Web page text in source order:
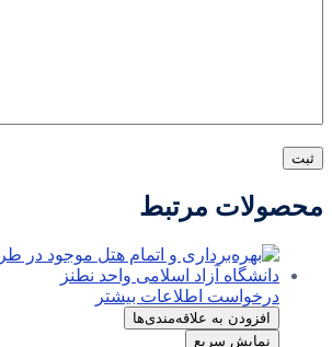
محصولات مرتبط
درخواست اطلاعات بیشتر
افزودن به علاقه‌مندی‌ها
نمایش سریع